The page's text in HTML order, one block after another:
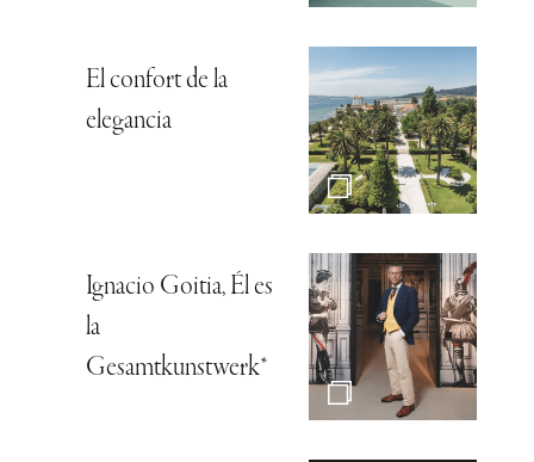
El confort de la
elegancia
Ignacio Goitia, Él es
la
Gesamtkunstwerk*